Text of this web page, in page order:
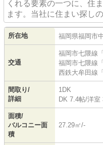
くれる要素の一つに、住
ます。当社に住まい探し
所在地 福岡県福岡市
交通
福岡市七隈線
福岡市七隈線
西鉄大牟田線
間取り/
詳細
1DK
DK 7.4帖/洋室
面積/
バルコニー面
積
27.29㎡/-